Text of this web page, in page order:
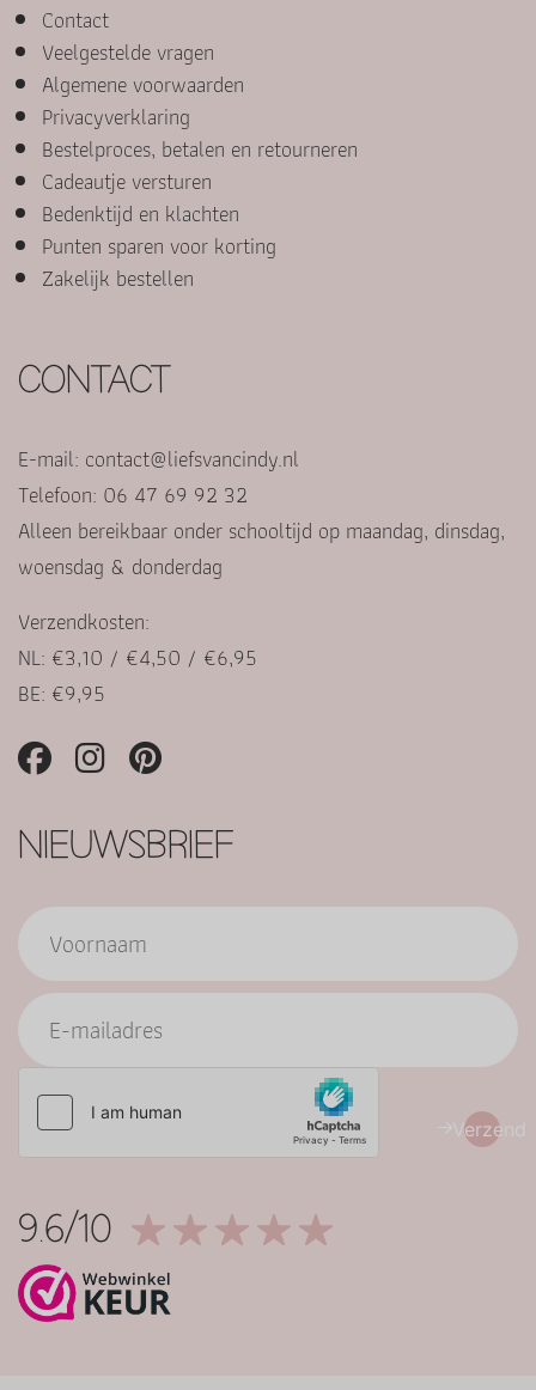
Contact
Veelgestelde vragen
Algemene voorwaarden
Privacyverklaring
Bestelproces, betalen en retourneren
Cadeautje versturen
Bedenktijd en klachten
Punten sparen voor korting
Zakelijk bestellen
CONTACT
E-mail: contact@liefsvancindy.nl
Telefoon: 06 47 69 92 32
Alleen bereikbaar onder schooltijd op maandag, dinsdag,
woensdag & donderdag
Verzendkosten:
NL: €3,10 / €4,50 / €6,95
BE: €9,95
NIEUWSBRIEF
Verzend
9.6/10